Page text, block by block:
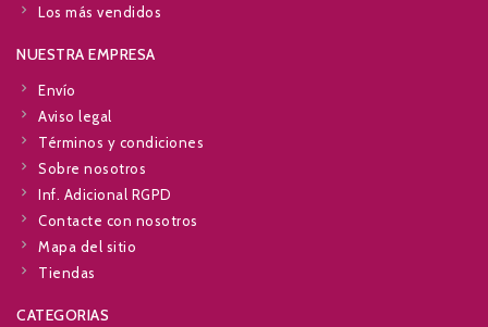
Los más vendidos
NUESTRA EMPRESA
Envío
Aviso legal
Términos y condiciones
Sobre nosotros
Inf. Adicional RGPD
Contacte con nosotros
Mapa del sitio
Tiendas
CATEGORIAS